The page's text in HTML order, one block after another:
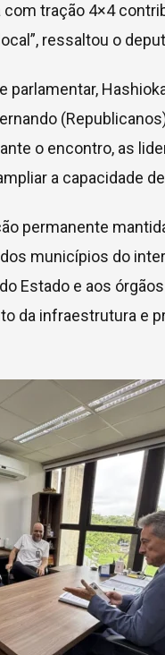
com tração 4×4
ressaltou o
parlamentar,
o encontro, as
a capacidade
permanente
municípios do
Estado e aos
da infraestrutura e